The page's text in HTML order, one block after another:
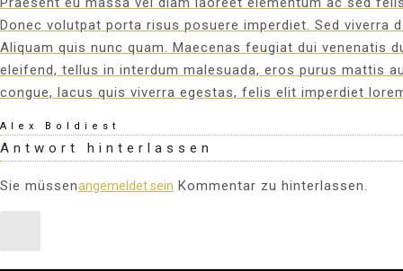
Donec volutpat porta risus posuere imperdiet. Sed viverra
Aliquam quis nunc quam. Maecenas feugiat dui venenatis
eleifend, tellus in interdum malesuada, eros purus mattis
congue, lacus quis viverra egestas, felis elit imperdiet
Alex Boldiest
Antwort hinterlassen
Sie müssenangemeldet sein Kommentar zu hinterlassen.